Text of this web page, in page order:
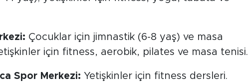
Çocuklar için jimnastik (6-8 yaş) ve masa
için fitness, aerobik, pilates ve masa tenisi.
Spor Merkezi: Yetişkinler için fitness dersleri.